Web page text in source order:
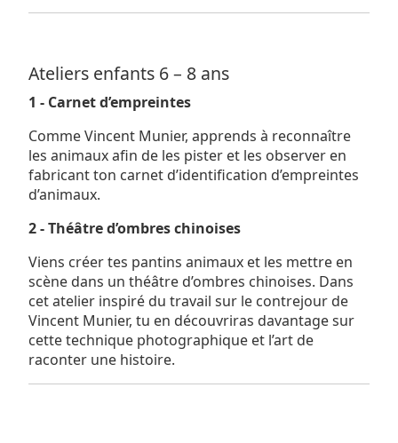
Ateliers enfants 6 – 8 ans
1 - Carnet d’empreintes
Comme Vincent Munier, apprends à reconnaître
les animaux afin de les pister et les observer en
fabricant ton carnet d’identification d’empreintes
d’animaux.
2 - Théâtre d’ombres chinoises
Viens créer tes pantins animaux et les mettre en
scène dans un théâtre d’ombres chinoises. Dans
cet atelier inspiré du travail sur le contrejour de
Vincent Munier, tu en découvriras davantage sur
cette technique photographique et l’art de
raconter une histoire.